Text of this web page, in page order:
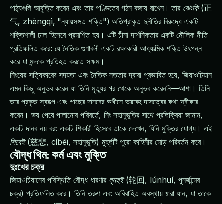
পাঠ্যগুলি আবৃত্তি করেন এবং তার পণ্ডিতের গঠন বজায় রাখেন। তার ঝেংকি(正
气, zhèngqì, "ন্যায়সঙ্গত শক্তি") অতিপ্রাকৃত দুর্নীতির বিরুদ্ধে একটি
শক্তিশালী ঢাল হিসেবে প্রমাণিত হয়। এটি চীনা দার্শনিকতার একটি মৌলিক নীতি
প্রতিফলিত করে: যে নৈতিক গুণাবলী একটি রক্ষাকারী আধ্যাত্মিক শক্তি উৎপন্ন
করে যা মন্দকে প্রতিহত করতে সক্ষম।
নিংয়ের সত্যিকারের সদয়তা এবং নৈতিক সততার দ্বারা প্রভাবিত হয়ে, জিয়াওচিয়ান
এমন কিছু অনুভব করেন যা তিনি মৃত্যুর পর থেকে অনুভব করেননি—আশা। তিনি
তার প্রকৃত স্বরূপ এবং গাছের দানবের অধীনে ভয়াবহ দাসত্বের কথা স্বীকার
করেন। ভয় পেয়ে পালানোর পরিবর্তে, নিং সহানুভূতির সাথে প্রতিক্রিয়া জানান,
একটি দানব নয় বরং একটি শিকারী হিসেবে তাকে দেখেন, যিনি মুক্তির যোগ্য। এই
সিবেই(慈悲, cíbēi, সহানুভূতি) মুহূর্তটি পুরো কাহিনীর মোড় পরিবর্তন করে।
বৌদ্ধ থিম: কর্ম এবং মুক্তি
দুঃখের চক্র
জিয়াওচিয়ানের পরিস্থিতি বৌদ্ধ ধারণার লুনহুই(轮回, lúnhuí, পুনর্জন্মের
চক্র) প্রতিফলিত করে। তিনি তরুণ এবং অবিবাহিত অবস্থায় মারা যান, যা তাকে